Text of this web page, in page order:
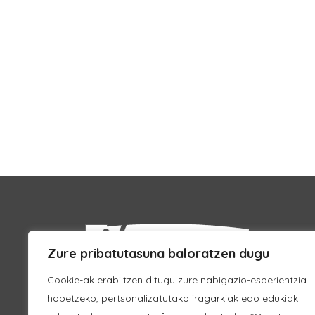
Zure pribatutasuna baloratzen dugu
Cookie-ak erabiltzen ditugu zure nabigazio-esperientzia
hobetzeko, pertsonalizatutako iragarkiak edo edukiak